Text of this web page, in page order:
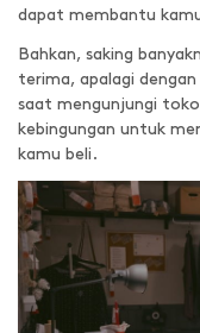
dapat membantu
Bahkan, saking
terima, apalagi
saat mengunjungi toko
kebingungan untuk
kamu beli.